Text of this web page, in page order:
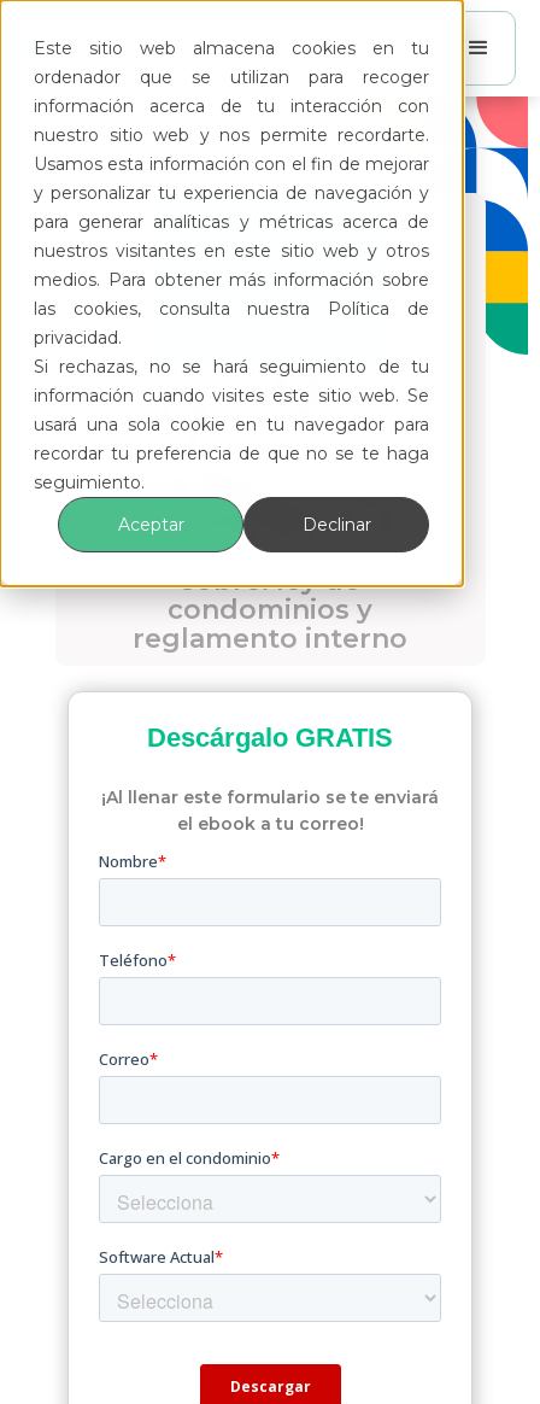
Este sitio web almacena cookies en tu
ordenador que se utilizan para recoger
información acerca de tu interacción con
nuestro sitio web y nos permite recordarte.
Usamos esta información con el fin de mejorar
y personalizar tu experiencia de navegación y
para generar analíticas y métricas acerca de
nuestros visitantes en este sitio web y otros
medios. Para obtener más información sobre
las cookies, consulta nuestra Política de
privacidad.
Si rechazas, no se hará seguimiento de tu
información cuando visites este sitio web. Se
usará una sola cookie en tu navegador para
recordar tu preferencia de que no se te haga
seguimiento.
Aceptar
Declinar
Respuestas a preguntas
sobre: ley de
condominios y
reglamento interno
Descárgalo GRATIS
¡Al llenar este formulario se te enviará
el ebook a tu correo!